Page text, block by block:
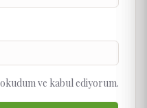
ve kabul ediyorum.